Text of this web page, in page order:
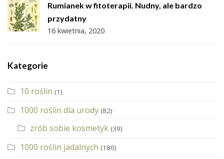
Rumianek w fitoterapii. Nudny, ale bardzo
przydatny
16 kwietnia, 2020
Kategorie
10 roślin (1)
1000 roślin dla urody (82)
zrób sobie kosmetyk (39)
1000 roślin jadalnych (180)